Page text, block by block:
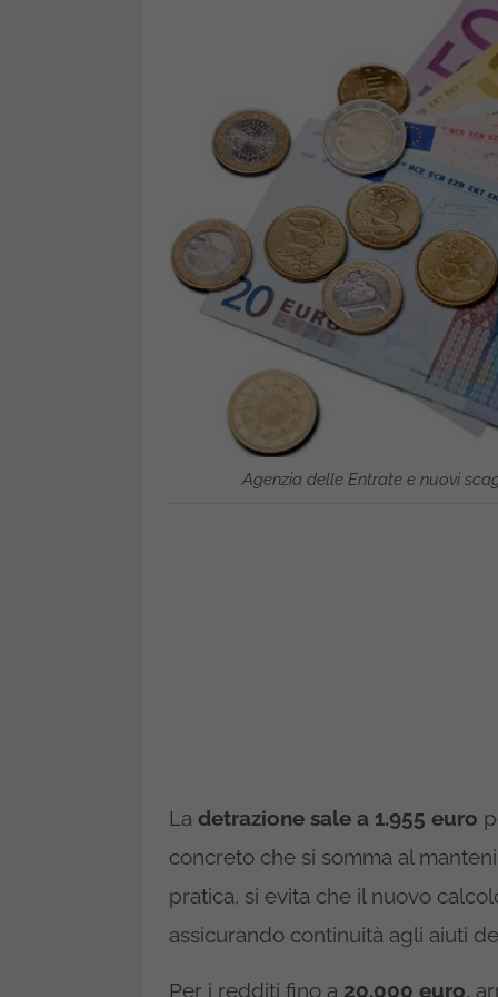
Agenzia delle Entrate e nuovi
La detrazione sale a 1.955 euro
concreto che si somma al
pratica, si evita che il nuovo
assicurando continuità agli aiuti
Per i redditi fino a 20.000 euro,